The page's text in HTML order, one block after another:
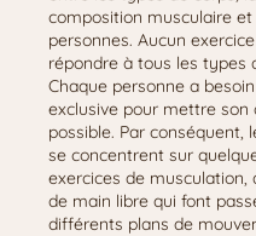
composition musculaire
personnes. Aucun
répondre à tous les types
Chaque personne a
exclusive pour mettre
possible. Par conséquent,
se concentrent sur
exercices de musculation,
de main libre qui font
différents plans de